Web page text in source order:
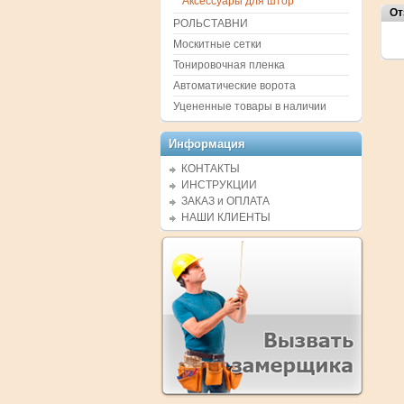
РОЛЬСТАВНИ
Москитные сетки
Тонировочная пленка
Автоматические ворота
Уцененные товары в наличии
Информация
КОНТАКТЫ
ИНСТРУКЦИИ
ЗАКАЗ и ОПЛАТА
НАШИ КЛИЕНТЫ